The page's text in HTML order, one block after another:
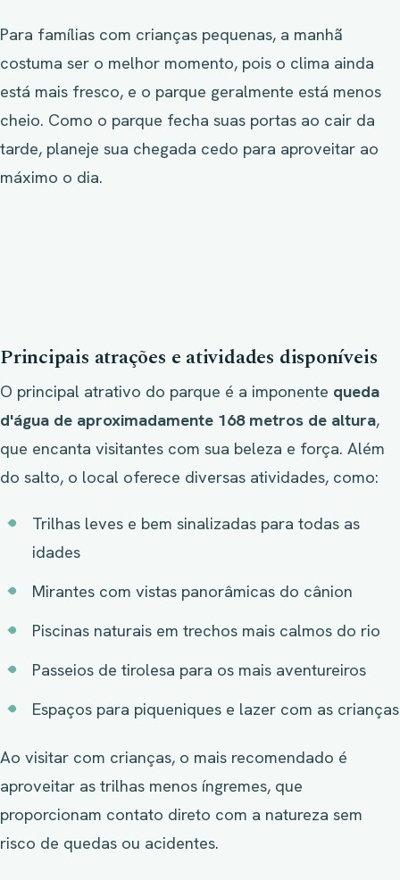
Para famílias com crianças pequenas, a manhã
costuma ser o melhor momento, pois o clima ainda
está mais fresco, e o parque geralmente está menos
cheio. Como o parque fecha suas portas ao cair da
tarde, planeje sua chegada cedo para aproveitar ao
máximo o dia.
Principais atrações e atividades disponíveis
O principal atrativo do parque é a imponente queda
d'água de aproximadamente 168 metros de altura,
que encanta visitantes com sua beleza e força. Além
do salto, o local oferece diversas atividades, como:
Trilhas leves e bem sinalizadas para todas as
idades
Mirantes com vistas panorâmicas do cânion
Piscinas naturais em trechos mais calmos do rio
Passeios de tirolesa para os mais aventureiros
Espaços para piqueniques e lazer com as crianças
Ao visitar com crianças, o mais recomendado é
aproveitar as trilhas menos íngremes, que
proporcionam contato direto com a natureza sem
risco de quedas ou acidentes.